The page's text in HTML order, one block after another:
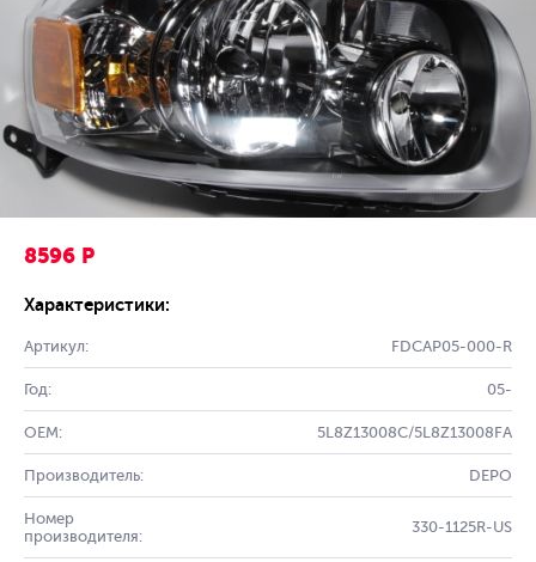
8596 Р
Характеристики:
Артикул: FDCAP05-000-R
Год: 05-
OEM: 5L8Z13008C/5L8Z13008FA
Производитель: DEPO
Номер
производителя:
330-1125R-US